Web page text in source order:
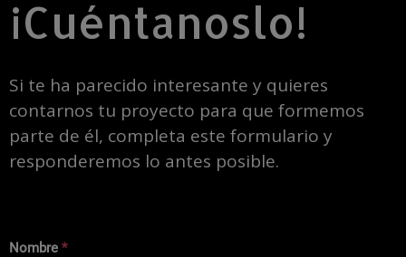
¡Cuéntanoslo!
Si te ha parecido interesante y quieres
contarnos tu proyecto para que formemos
parte de él, completa este formulario y
responderemos lo antes posible.
Nombre *